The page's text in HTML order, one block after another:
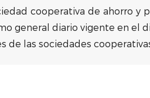
cooperativa de ahorro
general diario vigente en
de las sociedades